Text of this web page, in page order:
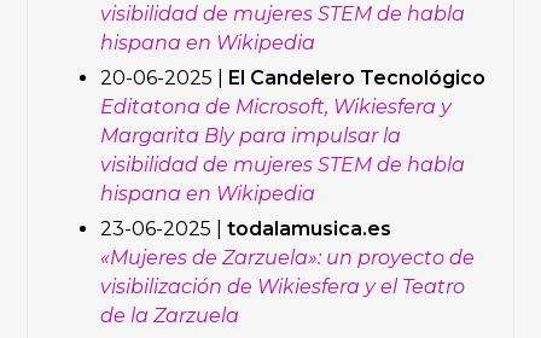
visibilidad de mujeres STEM de habla
hispana en Wikipedia
20-06-2025 |
El Candelero Tecnológico
Editatona de Microsoft, Wikiesfera y
Margarita Bly para impulsar la
visibilidad de mujeres STEM de habla
hispana en Wikipedia
23-06-2025 |
todalamusica.es
«Mujeres de Zarzuela»: un proyecto de
visibilización de Wikiesfera y el Teatro
de la Zarzuela